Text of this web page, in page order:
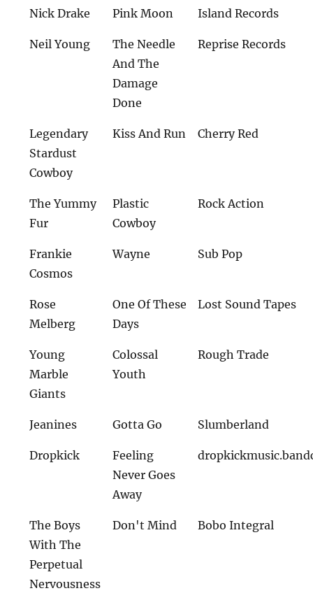
Nick Drake Pink Moon Island Records
Neil Young
The Needle
And The
Damage
Done
Reprise Records
Legendary
Stardust
Cowboy
Kiss And Run Cherry Red
The Yummy
Fur
Plastic
Cowboy
Rock Action
Frankie
Cosmos
Wayne Sub Pop
Rose
Melberg
One Of These
Days
Lost Sound Tapes
Young
Marble
Giants
Colossal
Youth
Rough Trade
Jeanines Gotta Go Slumberland
Dropkick
Feeling
Never Goes
Away
The Boys
With The
Perpetual
Nervousness
Don't Mind Bobo Integral